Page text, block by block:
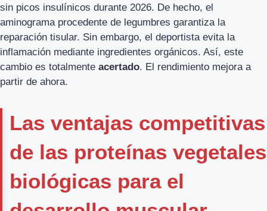
sin picos insulínicos durante 2026. De hecho, el
aminograma procedente de legumbres garantiza la
reparación tisular. Sin embargo, el deportista evita la
inflamación mediante ingredientes orgánicos. Así, este
cambio es totalmente acertado. El rendimiento mejora a
partir de ahora.
Las ventajas competitivas
de las proteínas vegetales
biológicas para el